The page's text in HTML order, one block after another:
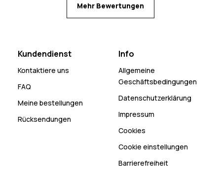
Mehr Bewertungen
Kundendienst
Kontaktiere uns
FAQ
Meine bestellungen
Rücksendungen
Info
Allgemeine
Geschäftsbedingungen
Datenschutzerklärung
Impressum
Cookies
Cookie einstellungen
Barrierefreiheit